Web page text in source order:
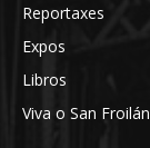
Reportaxes
Expos
Libros
Viva o San Froilán